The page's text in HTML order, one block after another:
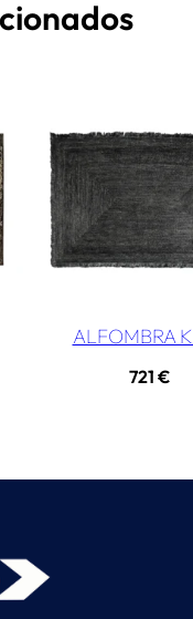
ALFOMBRA
721 €